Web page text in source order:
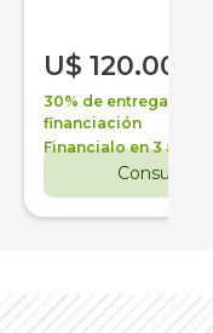
U$ 120.000
30% de entrega +
financiación
Financialo en 3 años
Consultar